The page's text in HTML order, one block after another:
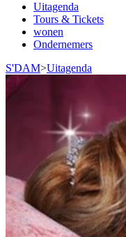
Uitagenda
Tours & Tickets
wonen
Ondernemers
S'DAM>Uitagenda